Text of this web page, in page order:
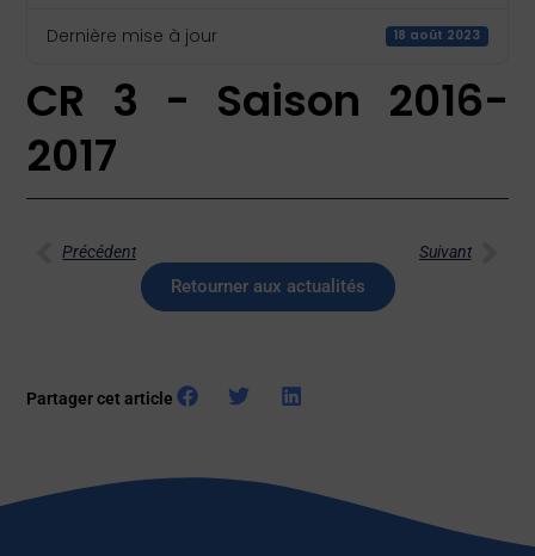
Dernière mise à jour 18 août 2023
CR 3 - Saison 2016-
2017
Précédent Suivant
Retourner aux actualités
Partager cet article